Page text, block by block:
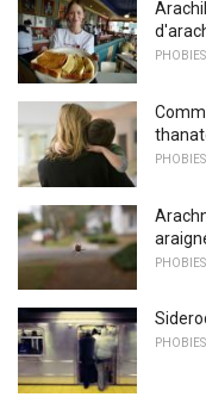
PHOBIES
PHOBIES
PHOBIES
PHOBIES